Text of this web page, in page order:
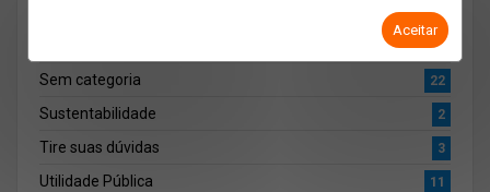
Aceitar
2
2
Sem categoria 22
Sustentabilidade 2
Tire suas dúvidas 3
Utilidade Pública 11